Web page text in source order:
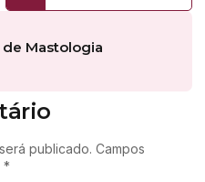
Mastologia
publicado. Campos
*